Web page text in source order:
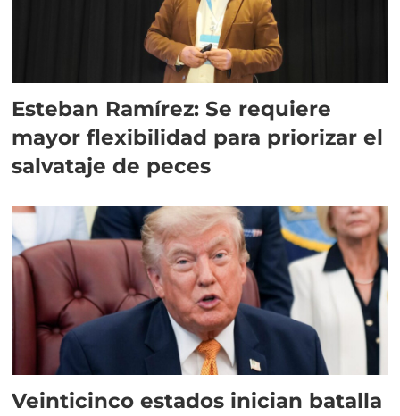
Esteban Ramírez: Se requiere
mayor flexibilidad para priorizar el
salvataje de peces
Veinticinco estados inician batalla